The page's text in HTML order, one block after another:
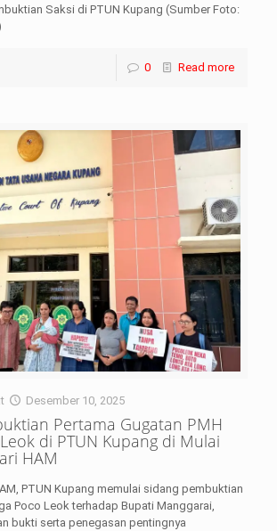
Saksi di PTUN Kupang (Sumber Foto:
0 Read more
Desember 10, 2025
Pertama Gugatan PMH
di PTUN Kupang di Mulai
HAM
PTUN Kupang memulai sidang pembuktian
Poco Leok terhadap Bupati Manggarai,
bukti serta penegasan pentingnya